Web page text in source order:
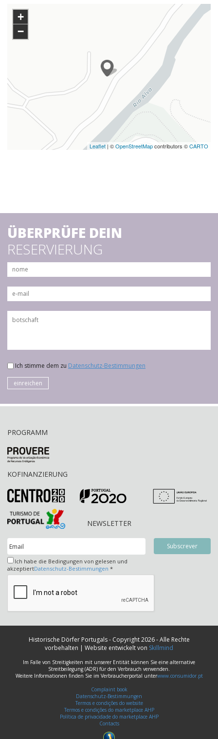
+
−
Leaflet | ©OpenStreetMapcontributors ©CARTO
ÜBERPRÜFE DEIN
RESERVIERUNG
Ich stimme dem zu Datenschutz-Bestimmungen
einreichen
PROGRAMM
KOFINANZIERUNG
NEWSLETTER
Ich habe die Bedingungen von gelesen und
akzeptiertDatenschutz-Bestimmungen *
Historische Dörfer Portugals - Copyright 2026 - Alle Rechte
vorbehalten | Website entwickelt von Skillmind
Im Falle von Streitigkeiten mit unserer Entität können Sie eine alternative
Streitbeilegung (ADR) für den Verbrauch verwenden.
Weitere Informationen finden Sie im Verbraucherportal unterwww.consumidor.pt
Complaint book
Datenschutz-Bestimmungen
Termos e condições do website
Termos e condições do marketplace AHP
Política de privacidade do marketplace AHP
Contacts